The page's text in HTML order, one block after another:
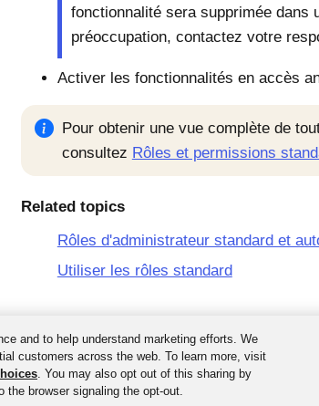
fonctionnalité sera supprimée dans
préoccupation, contactez votre
Activer les fonctionnalités en accès
Pour obtenir une vue complète de
consultez Rôles et permissions
Related topics
Rôles d'administrateur standard et
Utiliser les rôles standard
and to help understand marketing efforts. We
customers across the web. To learn more, visit
. You may also opt out of this sharing by
the browser signaling the opt-out.